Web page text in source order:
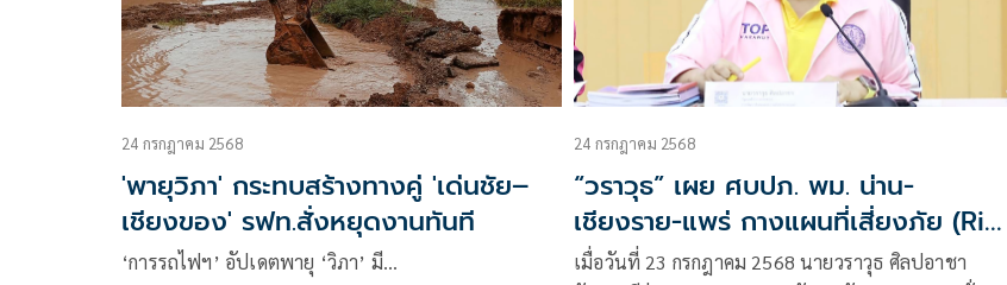
24 กรกฎาคม 2568
'พายุวิภา' กระทบสร้างทางคู่ 'เด่นชัย–
เชียงของ' รฟท.สั่งหยุดงานทันที
‘การรถไฟฯ’ อัปเดตพายุ ‘วิภา’ มี…
24 กรกฎาคม 2568
“วราวุธ” เผย ศบปภ. พม. น่าน-
เชียงราย-แพร่ กางแผนที่เสี่ยงภัย (Risk
Map) เข้าช่วยกลุ่มเปราะบาง ที่รับผลกระ
เมื่อวันที่ 23 กรกฎาคม 2568 นายวราวุธ ศิลปอาชา